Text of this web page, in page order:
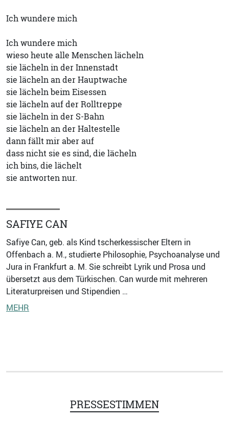
Ich wundere mich
Ich wundere mich
wieso heute alle Menschen lächeln
sie lächeln in der Innenstadt
sie lächeln an der Hauptwache
sie lächeln beim Eisessen
sie lächeln auf der Rolltreppe
sie lächeln in der S-Bahn
sie lächeln an der Haltestelle
dann fällt mir aber auf
dass nicht sie es sind, die lächeln
ich bins, die lächelt
sie antworten nur.
SAFIYE CAN
Safiye Can, geb. als Kind tscherkessischer Eltern in
Offenbach a. M., studierte Philosophie, Psychoanalyse und
Jura in Frankfurt a. M. Sie schreibt Lyrik und Prosa und
übersetzt aus dem Türkischen. Can wurde mit mehreren
Literaturpreisen und Stipendien …
MEHR
PRESSESTIMMEN